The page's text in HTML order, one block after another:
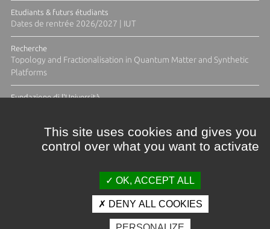
Etudiants & futurs étudiants
Dates de rentrée 2026/2027 | IUT
Recherche
Topology and Fractionalisation in Quantum Matter and Synthetic
Platforms
Fundazione di l'Università
Crédits et mentions légales
This site uses cookies and gives you
control over what you want to activate
OK, ACCEPT ALL
DENY ALL COOKIES